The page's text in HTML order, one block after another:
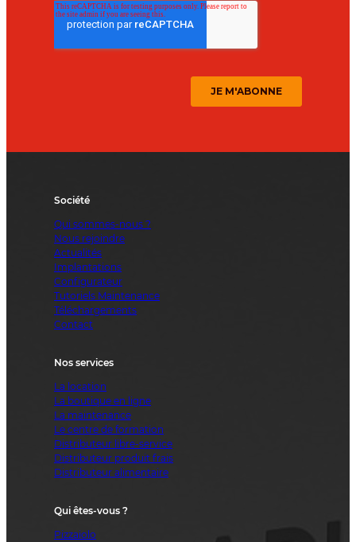
Société
Qui sommes-nous ?
Nous rejoindre
Actualités
Implantations
Configurateur
Tutoriels Maintenance
Téléchargements
Contact
Nos services
La location
La boutique en ligne
La maintenance
Le centre de formation
Distributeur libre-service
Distributeur produit frais
Distributeur alimentaire
Qui êtes-vous ?
Pizzaiolo